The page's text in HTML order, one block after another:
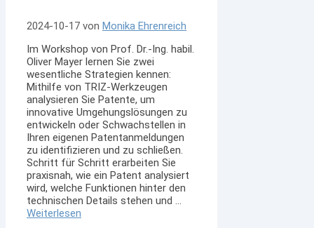
2024-10-17 von Monika Ehrenreich
Im Workshop von Prof. Dr.-Ing. habil.
Oliver Mayer lernen Sie zwei
wesentliche Strategien kennen:
Mithilfe von TRIZ-Werkzeugen
analysieren Sie Patente, um
innovative Umgehungslösungen zu
entwickeln oder Schwachstellen in
Ihren eigenen Patentanmeldungen
zu identifizieren und zu schließen.
Schritt für Schritt erarbeiten Sie
praxisnah, wie ein Patent analysiert
wird, welche Funktionen hinter den
technischen Details stehen und …
Weiterlesen